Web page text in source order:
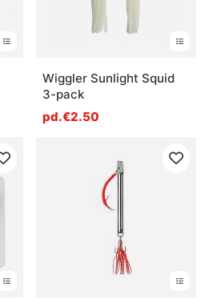
Wiggler Sunlight Squid
3-pack
pd.€2.50